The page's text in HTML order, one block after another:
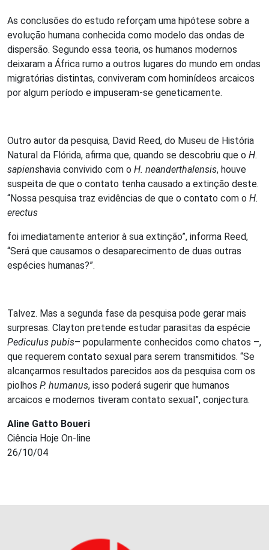
As conclusões do estudo reforçam uma hipótese sobre a
evolução humana conhecida como modelo das ondas de
dispersão. Segundo essa teoria, os humanos modernos
deixaram a África rumo a outros lugares do mundo em ondas
migratórias distintas, conviveram com hominídeos arcaicos
por algum período e impuseram-se geneticamente.
Outro autor da pesquisa, David Reed, do Museu de História
Natural da Flórida, afirma que, quando se descobriu que o H.
sapienshavia convivido com o H. neanderthalensis, houve
suspeita de que o contato tenha causado a extinção deste.
“Nossa pesquisa traz evidências de que o contato com o H.
erectus
foi imediatamente anterior à sua extinção”, informa Reed,
“Será que causamos o desaparecimento de duas outras
espécies humanas?”.
Talvez. Mas a segunda fase da pesquisa pode gerar mais
surpresas. Clayton pretende estudar parasitas da espécie
Pediculus pubis– popularmente conhecidos como chatos –,
que requerem contato sexual para serem transmitidos. “Se
alcançarmos resultados parecidos aos da pesquisa com os
piolhos P. humanus, isso poderá sugerir que humanos
arcaicos e modernos tiveram contato sexual”, conjectura.
Aline Gatto Boueri
Ciência Hoje On-line
26/10/04